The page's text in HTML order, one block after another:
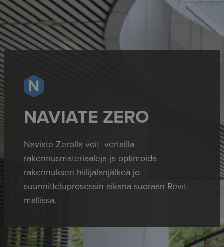
NAVIATE ZERO
Naviate Zerolla voit vertailla
rakennusmateriaaleja ja optimoida
rakennuksen hiilijalanjälkeä jo
suunnitteluprosessin aikana suoraan Revit-
mallissa.